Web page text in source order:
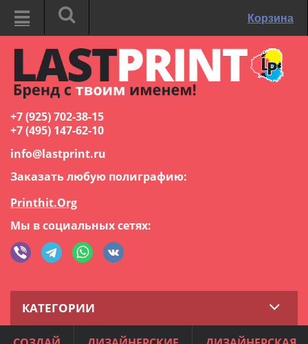
Корзина
+7 (925) 702-38-15
+7 (495) 147-62-10
info@lastprint.ru
Заказать любую полиграфию:
Printhit.Org
Мы в социальных сетях:
КАТЕГОРИИ